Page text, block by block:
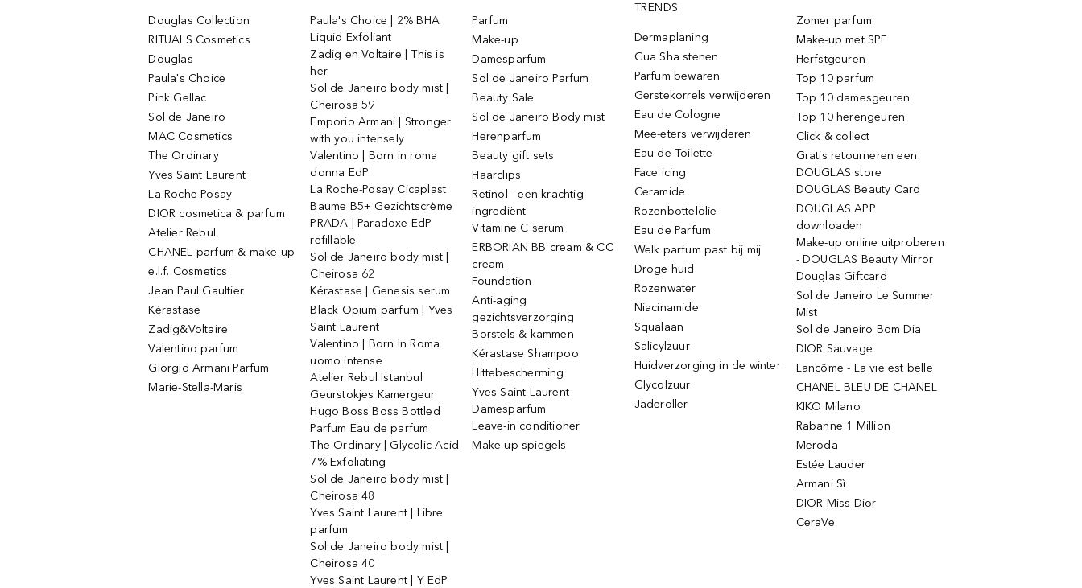
Douglas Collection
RITUALS Cosmetics
Douglas
Paula's Choice
Pink Gellac
Sol de Janeiro
MAC Cosmetics
The Ordinary
Yves Saint Laurent
La Roche-Posay
DIOR cosmetica & parfum
Atelier Rebul
CHANEL parfum & make-up
e.l.f. Cosmetics
Jean Paul Gaultier
Kérastase
Zadig&Voltaire
Valentino parfum
Giorgio Armani Parfum
Marie-Stella-Maris
Paula's Choice | 2% BHA
Liquid Exfoliant
Zadig en Voltaire | This is
her
Sol de Janeiro body mist |
Cheirosa 59
Emporio Armani | Stronger
with you intensely
Valentino | Born in roma
donna EdP
La Roche-Posay Cicaplast
Baume B5+ Gezichtscrème
PRADA | Paradoxe EdP
refillable
Sol de Janeiro body mist |
Cheirosa 62
Kérastase | Genesis serum
Black Opium parfum | Yves
Saint Laurent
Valentino | Born In Roma
uomo intense
Atelier Rebul Istanbul
Geurstokjes Kamergeur
Hugo Boss Boss Bottled
Parfum Eau de parfum
The Ordinary | Glycolic Acid
7% Exfoliating
Sol de Janeiro body mist |
Cheirosa 48
Yves Saint Laurent | Libre
parfum
Sol de Janeiro body mist |
Cheirosa 40
Yves Saint Laurent | Y EdP
Parfum
Make-up
Damesparfum
Sol de Janeiro Parfum
Beauty Sale
Sol de Janeiro Body mist
Herenparfum
Beauty gift sets
Haarclips
Retinol - een krachtig
ingrediënt
Vitamine C serum
ERBORIAN BB cream & CC
cream
Foundation
Anti-aging
gezichtsverzorging
Borstels & kammen
Kérastase Shampoo
Hittebescherming
Yves Saint Laurent
Damesparfum
Leave-in conditioner
Make-up spiegels
TRENDS
Dermaplaning
Gua Sha stenen
Parfum bewaren
Gerstekorrels verwijderen
Eau de Cologne
Mee-eters verwijderen
Eau de Toilette
Face icing
Ceramide
Rozenbottelolie
Eau de Parfum
Welk parfum past bij mij
Droge huid
Rozenwater
Niacinamide
Squalaan
Salicylzuur
Huidverzorging in de winter
Glycolzuur
Jaderoller
Zomer parfum
Make-up met SPF
Herfstgeuren
Top 10 parfum
Top 10 damesgeuren
Top 10 herengeuren
Click & collect
Gratis retourneren een
DOUGLAS store
DOUGLAS Beauty Card
DOUGLAS APP
downloaden
Make-up online uitproberen
- DOUGLAS Beauty Mirror
Douglas Giftcard
Sol de Janeiro Le Summer
Mist
Sol de Janeiro Bom Dia
DIOR Sauvage
Lancôme - La vie est belle
CHANEL BLEU DE CHANEL
KIKO Milano
Rabanne 1 Million
Meroda
Estée Lauder
Armani Sì
DIOR Miss Dior
CeraVe